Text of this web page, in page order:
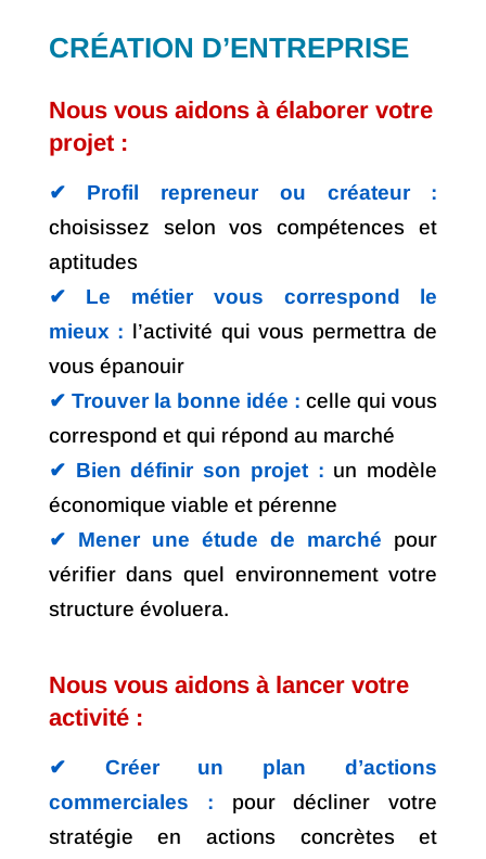
CRÉATION D’ENTREPRISE
Nous vous aidons à élaborer votre
projet :
✔︎ Profil repreneur ou créateur :
choisissez selon vos compétences et
aptitudes
✔︎ Le métier vous correspond le
mieux : l’activité qui vous permettra de
vous épanouir
✔︎ Trouver la bonne idée : celle qui vous
correspond et qui répond au marché
✔︎ Bien définir son projet : un modèle
économique viable et pérenne
✔︎ Mener une étude de marché
pour
vérifier dans quel environnement votre
structure évoluera.
Nous vous aidons à lancer votre
activité :
✔︎ Créer un plan d’actions
commerciales :
pour décliner votre
stratégie en actions concrètes et